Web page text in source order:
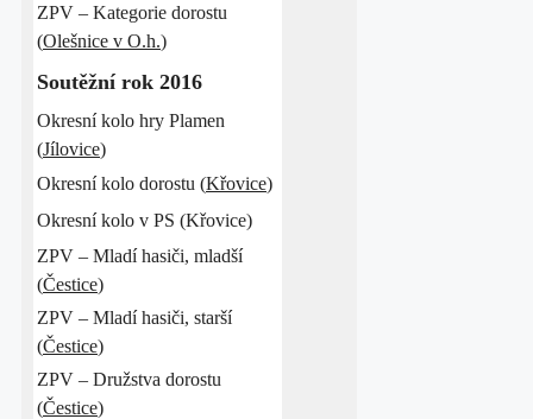
ZPV – Kategorie dorostu
(Olešnice v O.h.)
Soutěžní rok 2016
Okresní kolo hry Plamen
(Jílovice)
Okresní kolo dorostu (Křovice)
Okresní kolo v PS (Křovice)
ZPV – Mladí hasiči, mladší
(Čestice)
ZPV – Mladí hasiči, starší
(Čestice)
ZPV – Družstva dorostu
(Čestice)